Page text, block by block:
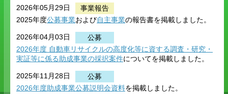
2026年05月29日
事業報告
2025年度公募事業および自主事業の報告書を掲載しました。
2026年04月03日
公募
2026年度 自動車リサイクルの高度化等に資する調査・研究 ・
実証等に係る助成事業の採択案件についてを掲載しました。
2025年11月28日
公募
2026年度助成事業公募説明会資料を掲載しました。